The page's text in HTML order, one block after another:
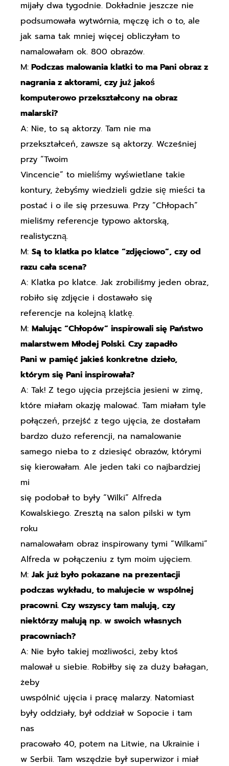
mijały dwa tygodnie. Dokładnie jeszcze nie
podsumowała wytwórnia, męczę ich o to, ale
jak sama tak mniej więcej obliczyłam to
namalowałam ok. 800 obrazów.
M: Podczas malowania klatki to ma Pani obraz z
nagrania z aktorami, czy już jakoś
komputerowo przekształcony na obraz
malarski?
A: Nie, to są aktorzy. Tam nie ma
przekształceń, zawsze są aktorzy. Wcześniej
przy “Twoim
Vincencie” to mieliśmy wyświetlane takie
kontury, żebyśmy wiedzieli gdzie się mieści ta
postać i o ile się przesuwa. Przy “Chłopach”
mieliśmy referencje typowo aktorską,
realistyczną.
M: Są to klatka po klatce “zdjęciowo”, czy od
razu cała scena?
A: Klatka po klatce. Jak zrobiliśmy jeden obraz,
robiło się zdjęcie i dostawało się
referencje na kolejną klatkę.
M: Malując “Chłopów” inspirowali się Państwo
malarstwem Młodej Polski. Czy zapadło
Pani w pamięć jakieś konkretne dzieło,
którym się Pani inspirowała?
A: Tak! Z tego ujęcia przejścia jesieni w zimę,
które miałam okazję malować. Tam miałam tyle
połączeń, przejść z tego ujęcia, że dostałam
bardzo dużo referencji, na namalowanie
samego nieba to z dziesięć obrazów, którymi
się kierowałam. Ale jeden taki co najbardziej
mi
się podobał to były “Wilki” Alfreda
Kowalskiego. Zresztą na salon pilski w tym
roku
namalowałam obraz inspirowany tymi “Wilkami”
Alfreda w połączeniu z tym moim ujęciem.
M: Jak już było pokazane na prezentacji
podczas wykładu, to malujecie w wspólnej
pracowni. Czy wszyscy tam malują, czy
niektórzy malują np. w swoich własnych
pracowniach?
A: Nie było takiej możliwości, żeby ktoś
malował u siebie. Robiłby się za duży bałagan,
żeby
uwspólnić ujęcia i pracę malarzy. Natomiast
były oddziały, był oddział w Sopocie i tam
nas
pracowało 40, potem na Litwie, na Ukrainie i
w Serbii. Tam wszędzie był superwizor i miał